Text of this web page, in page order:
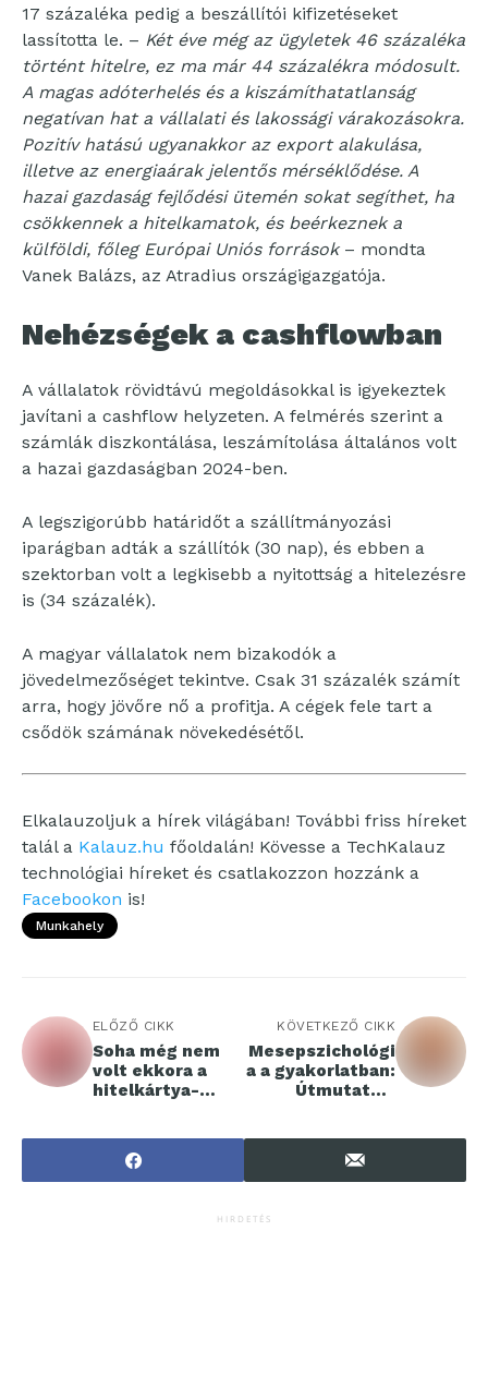
17 százaléka pedig a beszállítói kifizetéseket
lassította le. – Két éve még az ügyletek 46 százaléka
történt hitelre, ez ma már 44 százalékra módosult.
A magas adóterhelés és a kiszámíthatatlanság
negatívan hat a vállalati és lakossági várakozásokra.
Pozitív hatású ugyanakkor az export alakulása,
illetve az energiaárak jelentős mérséklődése. A
hazai gazdaság fejlődési ütemén sokat segíthet, ha
csökkennek a hitelkamatok, és beérkeznek a
külföldi, főleg Európai Uniós források – mondta
Vanek Balázs, az Atradius országigazgatója.
Nehézségek a cashflowban
A vállalatok rövidtávú megoldásokkal is igyekeztek
javítani a cashflow helyzeten. A felmérés szerint a
számlák diszkontálása, leszámítolása általános volt
a hazai gazdaságban 2024-ben.
A legszigorúbb határidőt a szállítmányozási
iparágban adták a szállítók (30 nap), és ebben a
szektorban volt a legkisebb a nyitottság a hitelezésre
is (34 százalék).
A magyar vállalatok nem bizakodók a
jövedelmezőséget tekintve. Csak 31 százalék számít
arra, hogy jövőre nő a profitja. A cégek fele tart a
csődök számának növekedésétől.
Elkalauzoljuk a hírek világában! További friss híreket
talál a Kalauz.hu főoldalán! Kövesse a TechKalauz
technológiai híreket és csatlakozzon hozzánk a
Facebookon is!
Munkahely
ELŐZŐ CIKK
Soha még nem
volt ekkora a
hitelkártya-
KÖVETKEZŐ CIKK
Mesepszichológi
a a gyakorlatban:
Útmutató a
HIRDETÉS